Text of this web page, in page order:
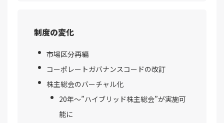
制度の変化
市場区分再編
コーポレートガバナンスコードの改訂
株主総会のバーチャル化
20年～”ハイブリッド株主総会”が実施可
能に